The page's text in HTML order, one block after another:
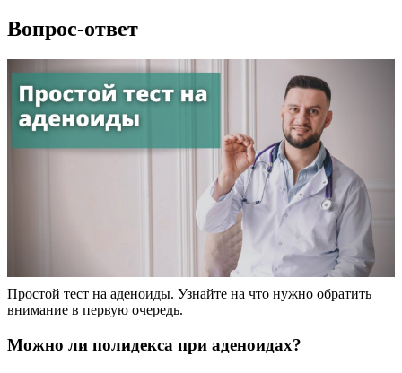
Вопрос-ответ
Простой тест на аденоиды. Узнайте на что нужно обратить
внимание в первую очередь.
Можно ли полидекса при аденоидах?